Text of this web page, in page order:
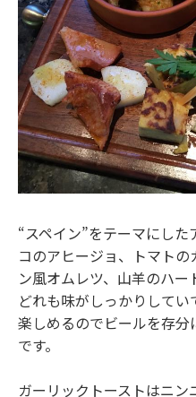
“スペイン”をテーマにし
コのアヒージョ、トマト
ン風オムレツ、山羊のハー
どれも味がしっかりして
楽しめるのでビールを存
です。
ガーリックトーストはニン